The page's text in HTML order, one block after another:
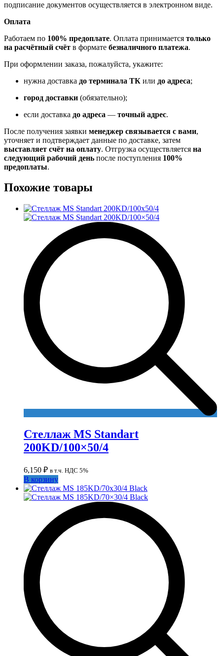
подписание документов осуществляется в электронном виде.
Оплата
Работаем по 100% предоплате. Оплата принимается только
на расчётный счёт в формате безналичного платежа.
При оформлении заказа, пожалуйста, укажите:
нужна доставка до терминала ТК или до адреса;
город доставки (обязательно);
если доставка до адреса — точный адрес.
После получения заявки менеджер связывается с вами,
уточняет и подтверждает данные по доставке, затем
выставляет счёт на оплату. Отгрузка осуществляется на
следующий рабочий день после поступления 100%
предоплаты.
Похожие товары
Стеллаж MS Standart
200KD/100×50/4
6,150 ₽ в т.ч. НДС 5%
В корзину